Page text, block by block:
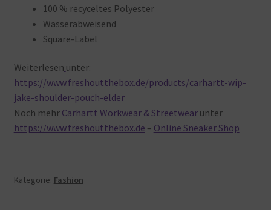
100 % recyceltes Polyester
Wasserabweisend
Square-Label
Weiterlesen unter:
https://www.freshoutthebox.de/products/carhartt-wip-
jake-shoulder-pouch-elder
Noch mehr Carhartt Workwear & Streetwearunter
https://www.freshoutthebox.de – Online Sneaker Shop
Kategorie: Fashion